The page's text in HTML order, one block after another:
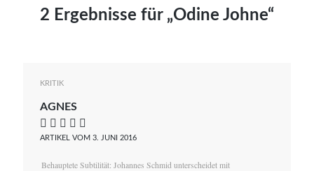
2 Ergebnisse für „Odine Johne“
KRITIK
AGNES
    
ARTIKEL VOM 3. JUNI 2016
Behauptete Subtilität: Johannes Schmid unterscheidet mit